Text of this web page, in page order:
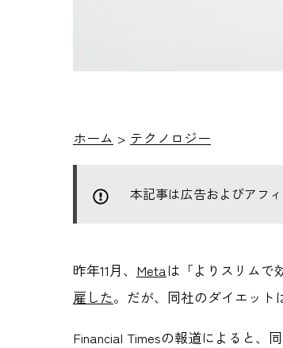
ホーム > テクノロジー
本記事は広告およびアフ
昨年11月、 Metaは「よりスリムで
雇した。だが、同社のダイエット
Financial Timesの報道によると、